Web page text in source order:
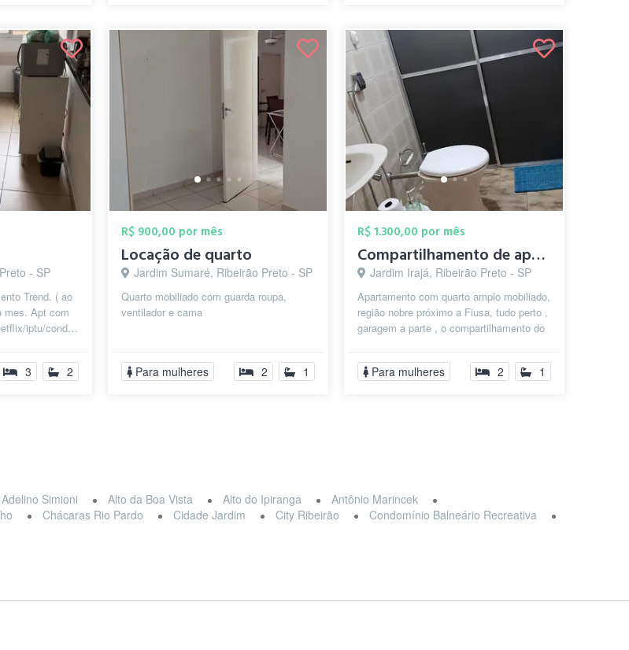
- SP
Trend. ( ao
mes. Apt com
iptu/condominio/aluguel
3 2
R$ 900,00 por mês
Locação de quarto
Jardim Sumaré, Ribeirão Preto - SP
Quarto mobiliado com guarda roupa,
ventilador e cama
Para mulheres 2 1
R$ 1.300,00 por mês
Compartilhamento de apartamento completo
Jardim Irajá, Ribeirão Preto - SP
Apartamento com quarto amplo mobiliado,
região nobre próximo a Fiusa, tudo perto ,
garagem a parte , o compartilhamento do
Para mulheres 2 1
Adelino Simioni Alto da Boa Vista Alto do Ipiranga
Antônio Marincek
Chácaras Rio Pardo Cidade Jardim City Ribeirão
Condomínio Balneário Recreativa